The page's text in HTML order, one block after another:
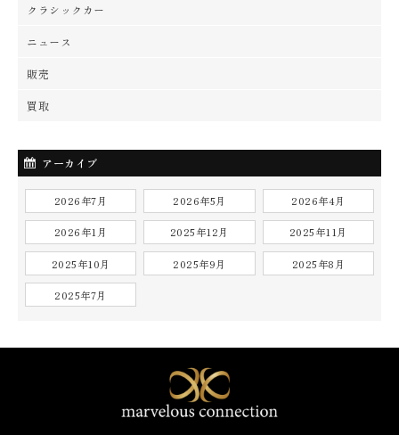
クラシックカー
ニュース
販売
買取
アーカイブ
2026年7月 2026年5月 2026年4月
2026年1月 2025年12月 2025年11月
2025年10月 2025年9月 2025年8月
2025年7月